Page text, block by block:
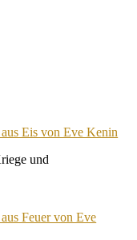
Eis von Eve Kenin
und
Feuer von Eve